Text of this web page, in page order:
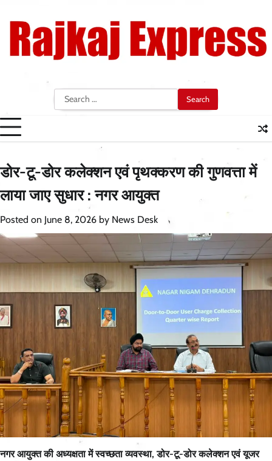
content
Search
for:
डोर-टू-डोर कलेक्शन एवं पृथक्करण की गुणवत्ता में
लाया जाए सुधार : नगर आयुक्त
Posted on June 8, 2026 by News Desk
नगर आयुक्त की अध्यक्षता में स्वच्छता व्यवस्था, डोर-टू-डोर कलेक्शन एवं यूजर